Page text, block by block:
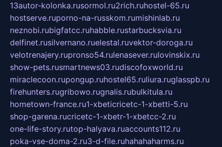
13autor-kolonka.rusormol.ru2rich.ruhostel-65.ru
hostserve.ruporno-na-russkom.rumishinlab.ru
neznobi.rubigfatcc.ruhabble.rustarbucksvia.ru
delfinet.rusilvernano.ruelestal.ruvektor-doroga.ru
velotrenajery.rupronso54.rulenasever.rulovinskix.ru
show-pets.rusmartnews03.rudiscofoxworld.ru
miraclecoon.rupongup.ruhostel65.ruliura.ruglasspb.ru
firehunters.rugribowo.rugnalis.rubulkitula.ru
hometown-france.ru1-xbeticricetc-1-xbetti-5.ru
shop-garena.rucricetc-1-xbetr-1-xbetcc-2.ru
one-life-story.rutop-halyava.ruaccounts112.ru
poka-vse-doma-2.ru3-d-file.ruhahahaharms.ru